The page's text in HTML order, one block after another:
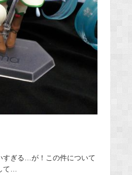
ぎる…が！この件について
て…